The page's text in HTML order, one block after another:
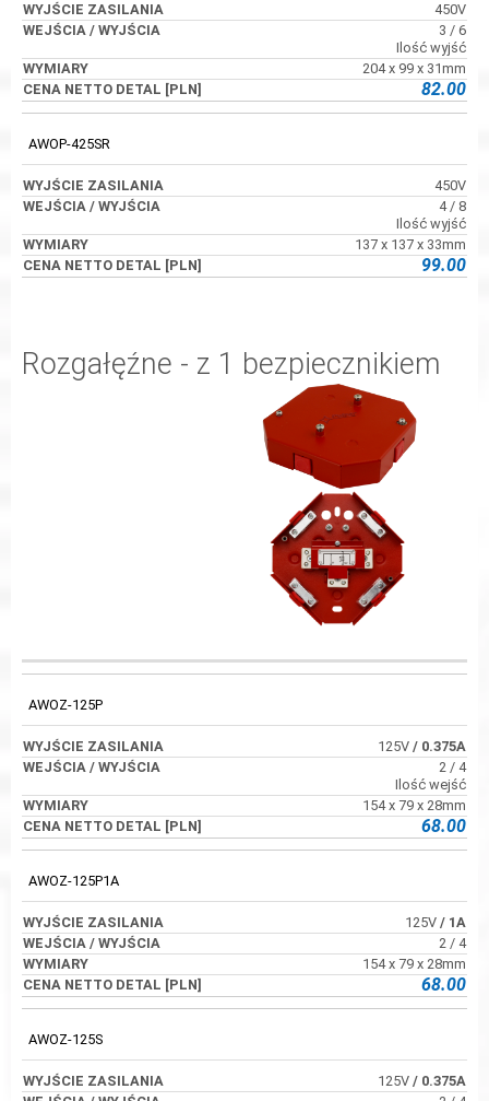
450V
3 / 6
Ilość wyjść
204 x 99 x 31mm
82.00
AWOP-425SR
450V
4 / 8
Ilość wyjść
137 x 137 x 33mm
99.00
Rozgałęźne - z 1 bezpiecznikiem
WYJŚCIE
ZASILANIA
WEJŚCIA /
WYJŚCIA
AWOZ-125P
125V / 0.375A
2 / 4
Ilość wejść
154 x 79 x 28mm
68.00
AWOZ-125P1A
125V / 1A
2 / 4
154 x 79 x 28mm
68.00
AWOZ-125S
125V / 0.375A